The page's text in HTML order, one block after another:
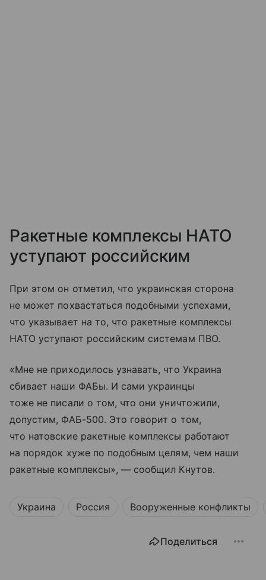
Ракетные комплексы НАТО
уступают российским
При этом он отметил, что украинская сторона
не может похвастаться подобными успехами,
что указывает на то, что ракетные комплексы
НАТО уступают российским системам ПВО.
«Мне не приходилось узнавать, что Украина
сбивает наши ФАБы. И сами украинцы
тоже не писали о том, что они уничтожили,
допустим, ФАБ-500. Это говорит о том,
что натовские ракетные комплексы работают
на порядок хуже по подобным целям, чем наши
ракетные комплексы», — сообщил Кнутов.
Украина Россия Вооруженные конфликты
Поделиться